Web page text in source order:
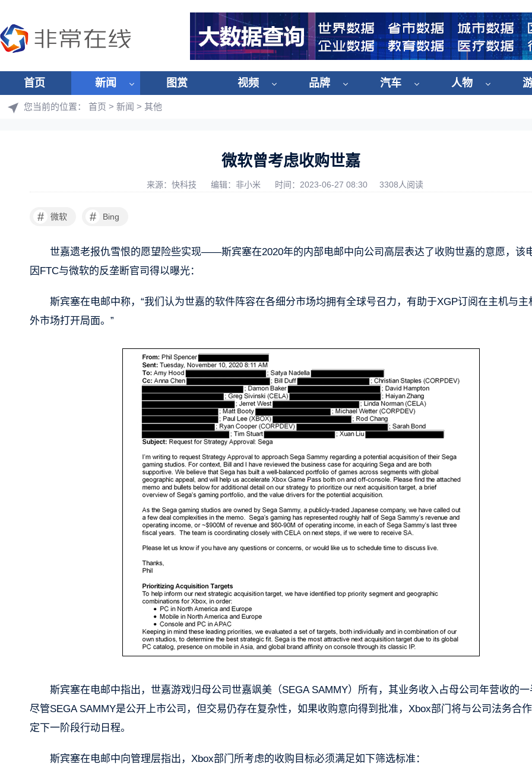
首页 新闻 图赏 视频 品牌 汽车 人物
您当前的位置： 首页 > 新闻 > 其他
微软曾考虑收购世嘉
来源：快科技 编辑：非小米 时间：2023-06-27 08:30 3308人阅读
# 微软 # Bing
世嘉遗老报仇雪恨的愿望险些实现——斯宾塞在2020年的内部电邮中向公司高层表达了收购世嘉的意愿，该
因FTC与微软的反垄断官司得以曝光：
斯宾塞在电邮中称，“我们认为世嘉的软件阵容在各细分市场均拥有全球号召力，有助于XGP订阅在主机与主
外市场打开局面。”
斯宾塞在电邮中指出，世嘉游戏归母公司世嘉飒美（SEGA SAMMY）所有，其业务收入占母公司年营收的一
尽管SEGA SAMMY是公开上市公司，但交易仍存在复杂性，如果收购意向得到批准，Xbox部门将与公司法务合
定下一阶段行动日程。
斯宾塞在电邮中向管理层指出，Xbox部门所考虑的收购目标必须满足如下筛选标准：